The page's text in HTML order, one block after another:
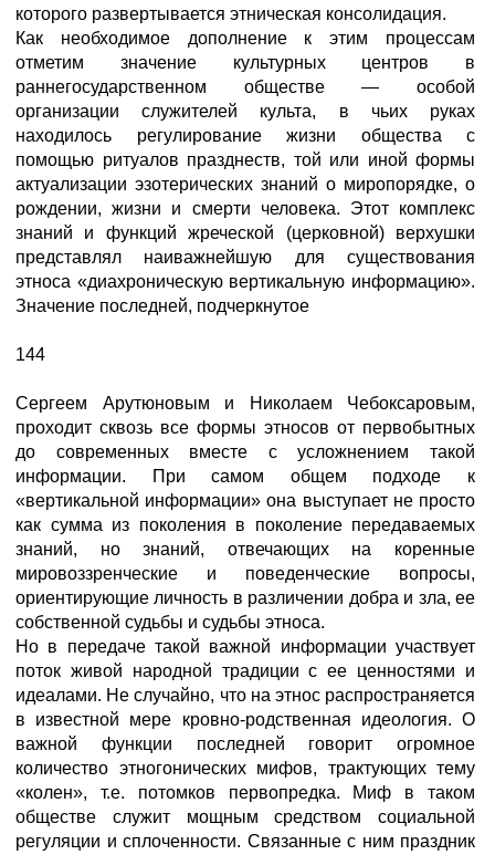
которого развертывается этническая консолидация.
Как необходимое дополнение к этим процессам
отметим значение культурных центров в
раннегосударственном обществе — особой
организации служителей культа, в чьих руках
находилось регулирование жизни общества с
помощью ритуалов празднеств, той или иной формы
актуализации эзотерических знаний о миропорядке, о
рождении, жизни и смерти человека. Этот комплекс
знаний и функций жреческой (церковной) верхушки
представлял наиважнейшую для существования
этноса «диахроническую вертикальную информацию».
Значение последней, подчеркнутое
144
Сергеем Арутюновым и Николаем Чебоксаровым,
проходит сквозь все формы этносов от первобытных
до современных вместе с усложнением такой
информации. При самом общем подходе к
«вертикальной информации» она выступает не просто
как сумма из поколения в поколение передаваемых
знаний, но знаний, отвечающих на коренные
мировоззренческие и поведенческие вопросы,
ориентирующие личность в различении добра и зла, ее
собственной судьбы и судьбы этноса.
Но в передаче такой важной информации участвует
поток живой народной традиции с ее ценностями и
идеалами. Не случайно, что на этнос распространяется
в известной мере кровно-родственная идеология. О
важной функции последней говорит огромное
количество этногонических мифов, трактующих тему
«колен», т.е. потомков первопредка. Миф в таком
обществе служит мощным средством социальной
регуляции и сплоченности. Связанные с ним праздник